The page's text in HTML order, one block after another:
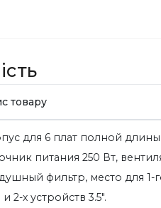
товару
для 6 плат полной длины
питания 250 Вт,
фильтр, место для 1-
и 2-х устройств 3.5".